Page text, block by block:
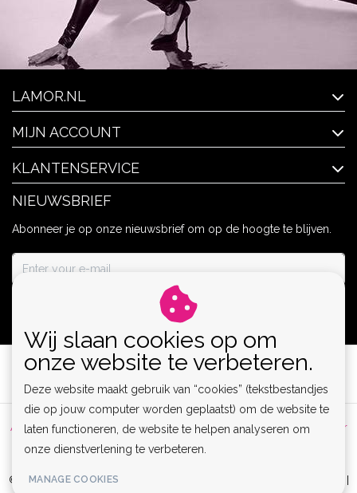
LAMOR.NL
MIJN ACCOUNT
KLANTENSERVICE
NIEUWSBRIEF
Abonneer je op onze nieuwsbrief om op de hoogte te blijven.
Algemene voorwaarden | Privacy Policy | Sitemap |
Disclaimer
RSS Feed
© Copyright 2026 - Lamor | Clubwear, Lingerie & Kinky Fashion XS-6XL |
Wij slaan cookies op om
onze website te verbeteren.
Deze website maakt gebruik van “cookies” (tekstbestandjes
die op jouw computer worden geplaatst) om de website te
laten functioneren, de website te helpen analyseren om
onze dienstverlening te verbeteren.
MANAGE COOKIES